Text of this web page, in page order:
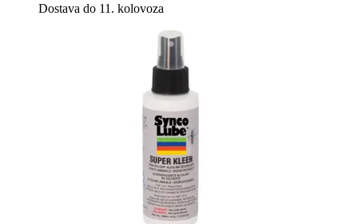
Dostava do 11. kolovoza